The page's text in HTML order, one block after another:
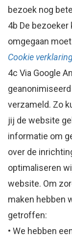
bezoek nog
4b De
omgegaan
Cookie
4c Via Google
verzameld. Zo
jij de website
informatie om
over de
optimaliseren
website. Om
maken hebben
getroffen:
• We hebben